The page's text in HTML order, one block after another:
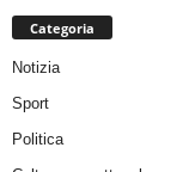
Categoria
Notizia
Sport
Politica